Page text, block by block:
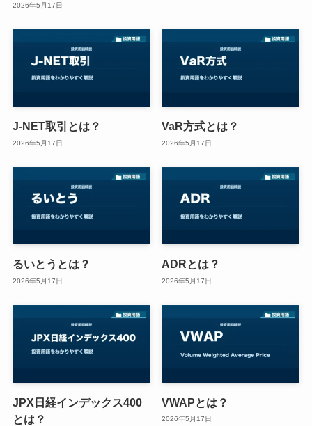
2026年5月17日
J-NET取引とは？
2026年5月17日
VaR方式とは？
2026年5月17日
るいとうとは？
2026年5月17日
ADRとは？
2026年5月17日
JPX日経インデックス400
とは？
VWAPとは？
2026年5月17日